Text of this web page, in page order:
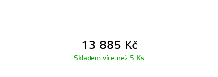
13 885 Kč
Skladem více než 5 Ks